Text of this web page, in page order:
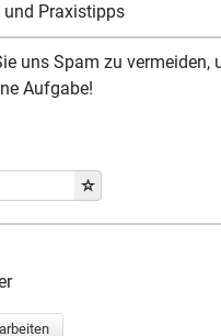
und Praxistipps
uns Spam zu vermeiden,
Aufgabe!